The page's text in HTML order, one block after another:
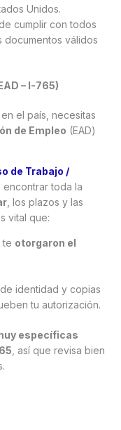
Unidos.
cumplir con todos
documentos válidos
– I-765)
en el país, necesitas
de Empleo (EAD)
de Trabajo /
encontrar toda la
, los plazos y las
vital que:
te otorgaron el
identidad y copias
tu autorización.
específicas
, así que revisa bien